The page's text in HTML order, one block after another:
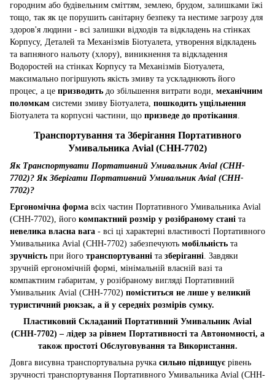
городним або будівельним сміттям, землею, брудом, залишками їжі
тощо, так як це порушить санітарну безпеку та нестиме загрозу для
здоров'я людини - всі залишки відходів та відкладень на стінках
Корпусу, Деталей та Механізмів Біотуалета, утворення відкладень
та вапняного нальоту (хлору), виникнення та відкладення
Водоростей на стінках Корпусу та Механізмів Біотуалета,
максимально погіршують якість змиву та ускладнюють його
процес, а це призводить до збільшення витрати води, механічним
поломкам системи змиву Біотуалета, пошкодить ущільнення
Біотуалета та корпусні частини, що призведе до протікання.
Транспортування та Зберігання Портативного
Умивальника Avial (CHH-7702)
Як Транспортувати Портативний Умивальник Avial (CHH-
7702)? Як Зберігати Портативний Умивальник Avial (CHH-
7702)?
Ергономічна форма всіх частин Портативного Умивальника Avial
(CHH-7702), його компактний розмір у розібраному стані та
невелика власна вага - всі ці характерні властивості Портативного
Умивальника Avial (CHH-7702) забезпечують мобільність та
зручність при його транспортуванні та зберіганні . Завдяки
зручній ергономічній формі, мінімальній власній вазі та
компактним габаритам, у розібраному вигляді Портативний
Умивальник Avial (CHH-7702) поміститься не лише у великий
туристичний рюкзак, а й у середніх розмірів сумку.
Пластиковий Складаний Портативний Умивальник Avial
(CHH-7702) – лідер за рівнем Портативності та Автономності, а
також простоті Обслуговування та Використання.
Довга висувна транспортувальна ручка сильно підвищує рівень
зручності транспортування Портативного Умивальника Avial (CHH-